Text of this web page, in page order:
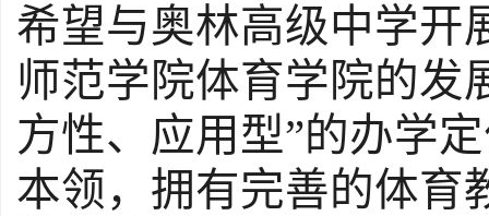
希望与奥林高级中学开
师范学院体育学院的发
方性、应用型”的办学
本领，拥有完善的体育